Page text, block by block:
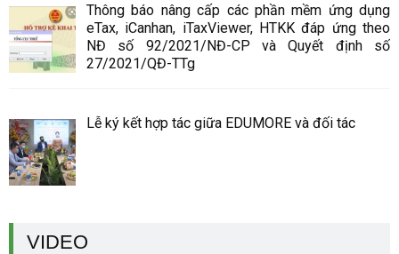
Thông báo nâng cấp các phần mềm ứng dụng
eTax, iCanhan, iTaxViewer, HTKK đáp ứng theo
NĐ số 92/2021/NĐ-CP và Quyết định số
27/2021/QĐ-TTg
Lễ ký kết hợp tác giữa EDUMORE và đối tác
VIDEO